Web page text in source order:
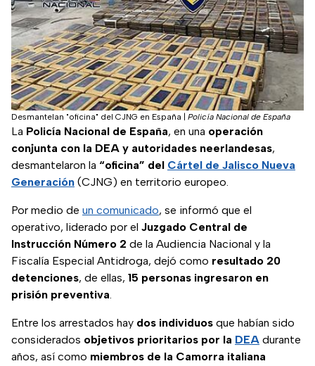
Desmantelan "oficina" del CJNG en España Policía Nacional de España
La Policía Nacional de España, en una operación
conjunta con la DEA y autoridades neerlandesas,
desmantelaron la “oficina” del Cártel de Jalisco Nueva
Generación (CJNG) en territorio europeo.
Por medio de un comunicado, se informó que el
operativo, liderado por el Juzgado Central de
Instrucción Número 2 de la Audiencia Nacional y la
Fiscalía Especial Antidroga, dejó como resultado 20
detenciones, de ellas, 15 personas ingresaron en
prisión preventiva.
Entre los arrestados hay dos individuos que habían sido
considerados objetivos prioritarios por la DEA durante
años, así como miembros de la Camorra italiana